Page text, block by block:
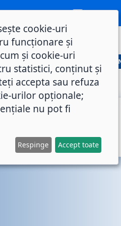
cookie-uri
funcționare și
și cookie-uri
statistici, conținut și
accepta sau refuza
urilor opționale;
nu pot fi
Respinge Accept toate